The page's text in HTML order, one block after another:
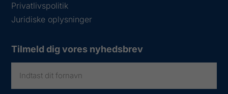
Privatlivspolitik
Juridiske oplysninger
Tilmeld dig vores nyhedsbrev